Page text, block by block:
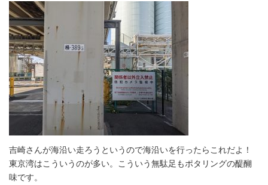
吉崎さんが海沿い走ろうというので海沿いを行ったらこれだよ！
東京湾はこういうのが多い。こういう無駄足もポタリングの醍醐
味です。